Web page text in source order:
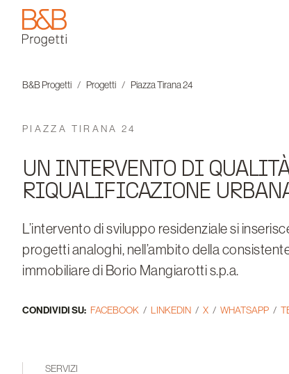
B&B Progetti
B&B Progetti Progetti Piazza Tirana 24
PIAZZA TIRANA 24
UN INTERVENTO DI
RIQUALIFICAZIONE
L’intervento di sviluppo residenziale si
progetti analoghi, nell’ambito della
immobiliare di Borio Mangiarotti s.p.a.
CONDIVIDI SU: FACEBOOK LINKEDIN X WHATSAPP
SERVIZI